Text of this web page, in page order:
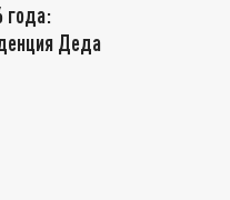
года:
Деда